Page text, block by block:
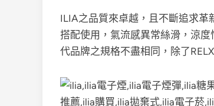
ILIA之品質來卓越，且不斷追求
搭配使用，氣流感異常絲滑，涼
代品牌之規格不盡相同，除了